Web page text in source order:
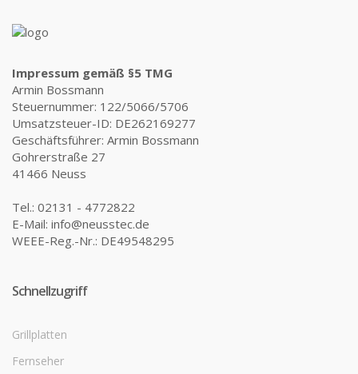
Impressum gemäß §5 TMG
Armin Bossmann
Steuernummer: 122/5066/5706
Umsatzsteuer-ID: DE262169277
Geschäftsführer: Armin Bossmann
Gohrerstraße 27
41466 Neuss
Tel.: 02131 - 4772822
E-Mail: info@neusstec.de
WEEE-Reg.-Nr.: DE49548295
Schnellzugriff
Grillplatten
Fernseher